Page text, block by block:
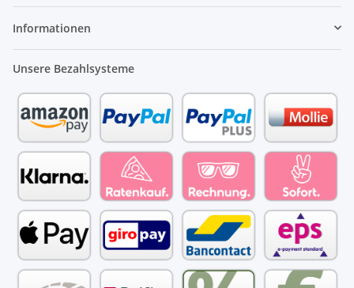
Informationen
Unsere Bezahlsysteme